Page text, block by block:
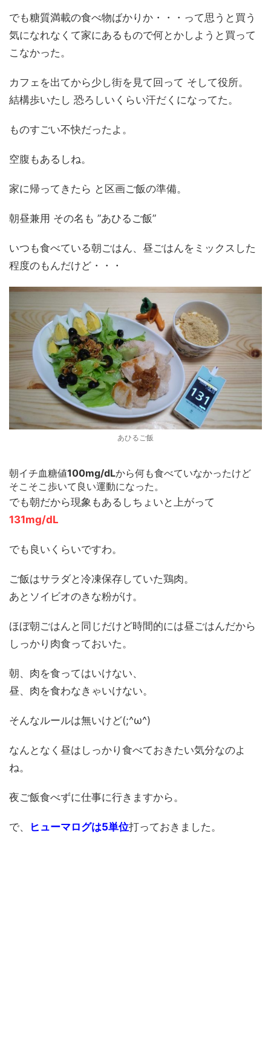
でも糖質満載の食べ物ばかりか・・・って思うと買う
気になれなくて家にあるもので何とかしようと買って
こなかった。
カフェを出てから少し街を見て回って そして役所。
結構歩いたし 恐ろしいくらい汗だくになってた。
ものすごい不快だったよ。
空腹もあるしね。
家に帰ってきたら と区画ご飯の準備。
朝昼兼用 その名も ”あひるご飯”
いつも食べている朝ごはん、昼ごはんをミックスした
程度のもんだけど・・・
あひるご飯
朝イチ血糖値100mg/dLから何も食べていなかったけど
そこそこ歩いて良い運動になった。
でも朝だから現象もあるしちょいと上がって
131mg/dL
でも良いくらいですわ。
ご飯はサラダと冷凍保存していた鶏肉。
あとソイビオのきな粉がけ。
ほぼ朝ごはんと同じだけど時間的には昼ごはんだから
しっかり肉食っておいた。
朝、肉を食ってはいけない、
昼、肉を食わなきゃいけない。
そんなルールは無いけど(;^ω^)
なんとなく昼はしっかり食べておきたい気分なのよ
ね。
夜ご飯食べずに仕事に行きますから。
で、 ヒューマログは5単位打っておきました。